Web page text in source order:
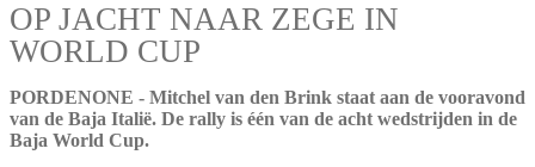
OP JACHT NAAR ZEGE IN
WORLD CUP
PORDENONE - Mitchel van den Brink staat aan de vooravond
van de Baja Italië. De rally is één van de acht wedstrijden in de
Baja World Cup.